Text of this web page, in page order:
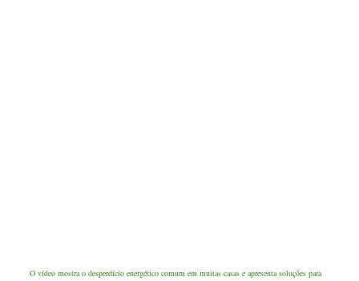
O vídeo mostra o desperdício energético comum em muitas casas e apresenta soluções para